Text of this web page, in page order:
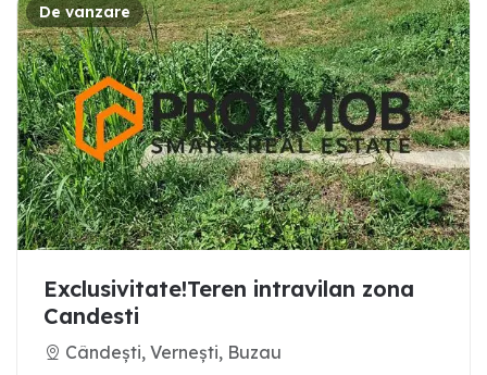
De vanzare
Exclusivitate!Teren intravilan zona
Candesti
Cândești, Vernești, Buzau